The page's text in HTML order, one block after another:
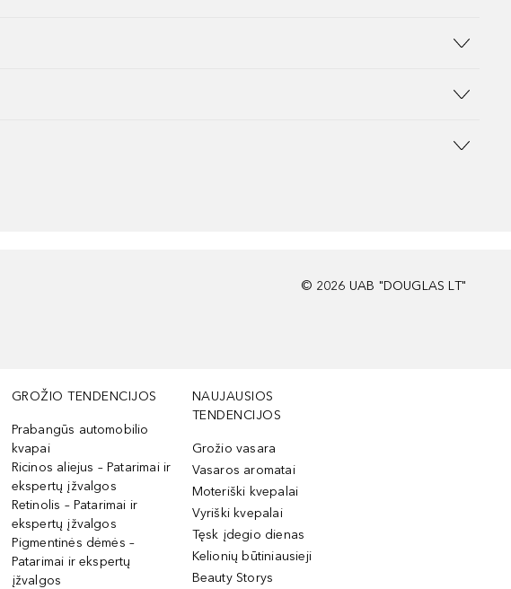
© 2026 UAB "DOUGLAS LT"
GROŽIO TENDENCIJOS
Prabangūs automobilio
kvapai
Ricinos aliejus – Patarimai ir
ekspertų įžvalgos
Retinolis – Patarimai ir
ekspertų įžvalgos
Pigmentinės dėmės –
Patarimai ir ekspertų
įžvalgos
NAUJAUSIOS
TENDENCIJOS
Grožio vasara
Vasaros aromatai
Moteriški kvepalai
Vyriški kvepalai
Tęsk įdegio dienas
Kelionių būtiniausieji
Beauty Storys